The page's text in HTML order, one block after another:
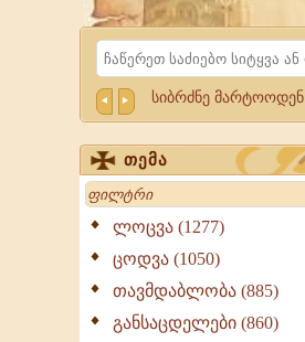
Search
სიბრძნე
თემა
Search
ლოცვა (1277)
ცოდვა (1050)
თავმდაბლობა (885)
განსაცდელები (860)